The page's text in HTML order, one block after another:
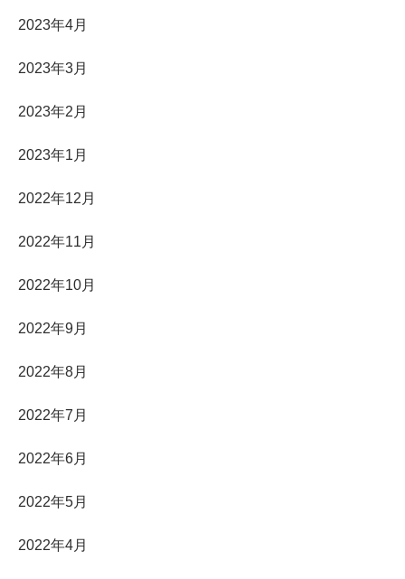
2023年4月
2023年3月
2023年2月
2023年1月
2022年12月
2022年11月
2022年10月
2022年9月
2022年8月
2022年7月
2022年6月
2022年5月
2022年4月